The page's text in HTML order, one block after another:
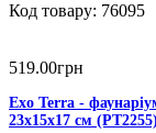
76095
519.00грн
Exo Terra -
23х15х17 см (PT2255)